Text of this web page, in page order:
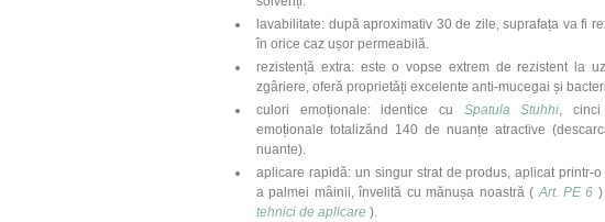
lavabilitate: după aproximativ 30 de zile, suprafața va fi
în orice caz ușor permeabilă.
rezistență extra: este o vopse extrem de rezistent la
zgâriere, oferă proprietăți excelente anti-mucegai și
culori emoționale: identice cu
Spatula Stuhhi, cinci
emoționale totalizănd 140 de nuanțe atractive
nuante).
aplicare rapidă: un singur strat de produs, aplicat printr-
a palmei mâinii, învelită cu mănușa noastră (Art. PE 6
tehnici de aplicare ).